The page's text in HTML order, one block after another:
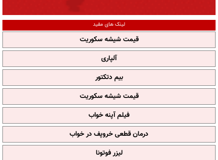
لینک های مفید
قیمت شیشه سکوریت
آلپاری
بیم دتکتور
قیمت شیشه سکوریت
فیلم آپنه خواب
درمان قطعی خروپف در خواب
لیزر فوتونا